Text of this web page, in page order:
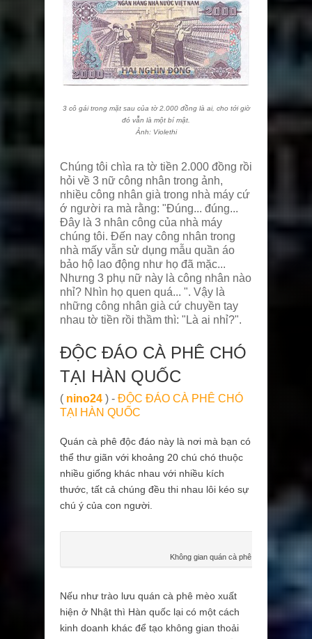
3 cô gái trong mặt sau của tờ 2.000 đồng là ai, cho tới giờ
đó vẫn là một bí mật.
Ảnh: Violethi
Chúng tôi chìa ra tờ tiền 2.000 đồng rồi
hỏi về 3 nữ công nhân trong ảnh,
nhiều công nhân già trong nhà máy cứ
ớ người ra mà rằng: "Đúng... đúng...
Đây là 3 nhân công của nhà máy
chúng tôi. Đến nay công nhân trong
nhà mấy vẫn sử dụng mẫu quần áo
bảo hộ lao động như họ đã mặc...
Nhưng 3 phụ nữ này là công nhân nào
nhỉ? Nhìn họ quen quá... ". Vậy là
những công nhân già cứ chuyền tay
nhau tờ tiền rồi thầm thì: "Là ai nhỉ?".
ĐỘC ĐÁO CÀ PHÊ CHÓ
TẠI HÀN QUỐC
( nino24 ) - ĐỘC ĐÁO CÀ PHÊ CHÓ
TẠI HÀN QUỐC
Quán cà phê độc đáo này là nơi mà bạn có
thể thư giãn với khoảng 20 chú chó thuộc
nhiều giống khác nhau với nhiều kích
thước, tất cả chúng đều thi nhau lôi kéo sự
chú ý của con người.
Không gian quán cà phê chó tại Busan,
Nếu như trào lưu quán cà phê mèo xuất
hiện ở Nhật thì Hàn quốc lại có một cách
kinh doanh khác để tạo không gian thoải